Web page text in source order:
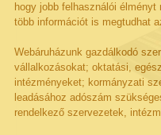
hogy jobb felhasználói
több információt is megtudhat
Webáruházunk gazdálkodó
vállalkozásokat; oktatási,
intézményeket; kormányzati
leadásához adószám
rendelkező szervezetek,